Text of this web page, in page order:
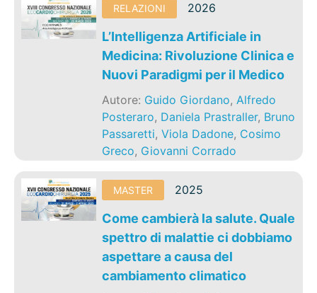
RELAZIONI 2026
L’Intelligenza Artificiale in
Medicina: Rivoluzione Clinica e
Nuovi Paradigmi per il Medico
Autore: Guido Giordano,Alfredo
Posteraro, Daniela Prastraller, Bruno
Passaretti,Viola Dadone, Cosimo
Greco, Giovanni Corrado
MASTER 2025
Come cambierà la salute. Quale
spettro di malattie ci dobbiamo
aspettare a causa del
cambiamento climatico